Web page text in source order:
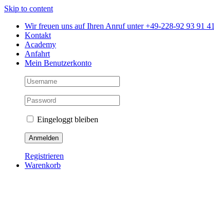
Skip to content
Wir freuen uns auf Ihren Anruf unter +49-228-92 93 91 41
Kontakt
Academy
Anfahrt
Mein Benutzerkonto
Eingeloggt bleiben
Registrieren
Warenkorb